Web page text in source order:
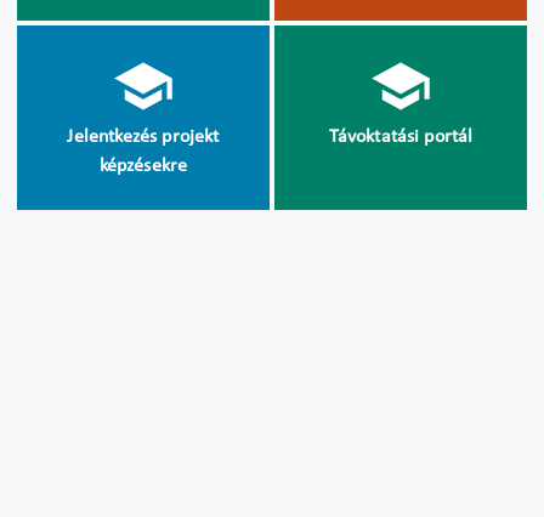
Jelentkezés projekt
képzésekre
Távoktatási portál